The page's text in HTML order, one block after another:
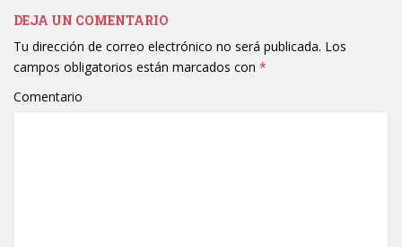
DEJA UN COMENTARIO
Tu dirección de correo electrónico no será publicada. Los
campos obligatorios están marcados con *
Comentario